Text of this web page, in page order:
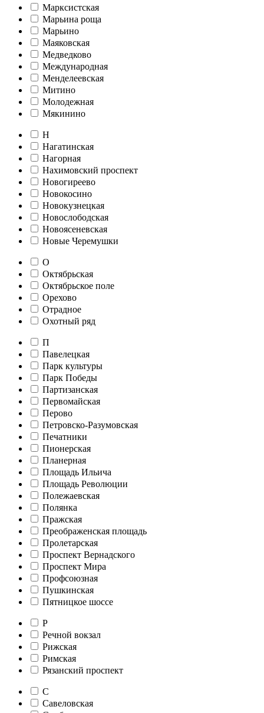
Марксистская
Марьина роща
Марьино
Маяковская
Медведково
Международная
Менделеевская
Митино
Молодежная
Мякинино
Н
Нагатинская
Нагорная
Нахимовский проспект
Новогиреево
Новокосино
Новокузнецкая
Новослободская
Новоясеневская
Новые Черемушки
О
Октябрьская
Октябрьское поле
Орехово
Отрадное
Охотный ряд
П
Павелецкая
Парк культуры
Парк Победы
Партизанская
Первомайская
Перово
Петровско-Разумовская
Печатники
Пионерская
Планерная
Площадь Ильича
Площадь Революции
Полежаевская
Полянка
Пражская
Преображенская площадь
Пролетарская
Проспект Вернадского
Проспект Мира
Профсоюзная
Пушкинская
Пятницкое шоссе
Р
Речной вокзал
Рижская
Римская
Рязанский проспект
С
Савеловская